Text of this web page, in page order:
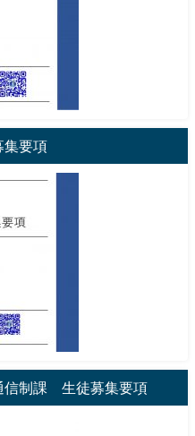
要項
制課 生徒募集要項